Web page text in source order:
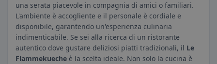
una serata piacevole in compagnia di amici o familiari.
L'ambiente è accogliente e il personale è cordiale e
disponibile, garantendo un'esperienza culinaria
indimenticabile. Se sei alla ricerca di un ristorante
autentico dove gustare deliziosi piatti tradizionali, il Le
Flammekueche è la scelta ideale. Non solo la cucina è